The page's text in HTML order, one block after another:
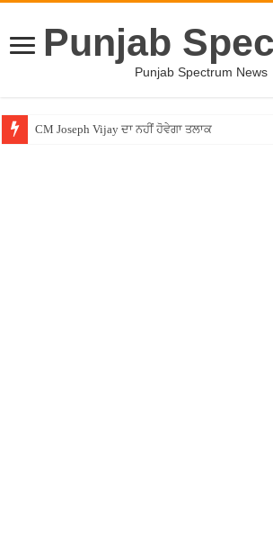
Punjab
Punjab Spectrum News
CM Joseph Vijay ਦਾ ਨਹੀਂ ਹੋਵੇਗਾ ਤਲਾਕ